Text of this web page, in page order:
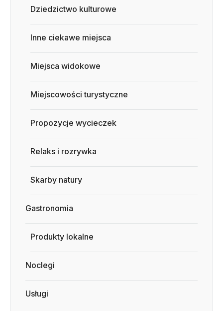
Dziedzictwo kulturowe
Inne ciekawe miejsca
Miejsca widokowe
Miejscowości turystyczne
Propozycje wycieczek
Relaks i rozrywka
Skarby natury
Gastronomia
Produkty lokalne
Noclegi
Usługi